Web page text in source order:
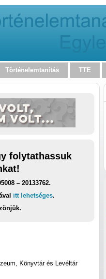
Történelemtanítás TTE
folytathassuk
– 20133762.
itt lehetséges.
Könyvtár és Levéltár